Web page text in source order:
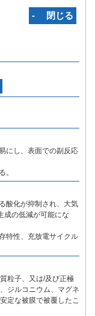
‐ 閉じる
にし、表面での副反応
。
酸化が抑制され、大気
成の低減が可能にな
特性、充放電サイクル
粒子、又は/及び正極
ジルコニウム、マグネ
定な被膜で被覆したこ